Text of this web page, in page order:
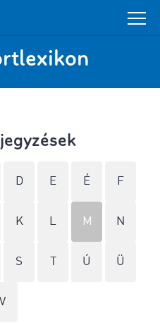
D E É F
K L M N
S Ú Ü
V